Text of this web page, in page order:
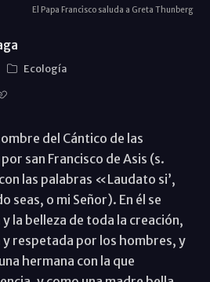
El Papa Francisco saluda a Greta Thunberg
Ecología
del Cántico de las
san Francisco de Asis (s.
las palabras «Laudato si’,
seas, o mi Señor). En él se
la belleza de toda la creación,
y respetada por los hombres, y
hermana con la que